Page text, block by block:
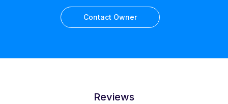
Contact Owner
Reviews